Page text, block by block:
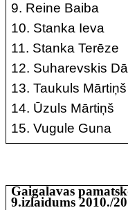
9. Reine Baiba
10. Stanka Ieva
11. Stanka Terēze
12. Suharevskis
13. Taukuls Mārtiņš
14. Ūzuls Mārtiņš
15. Vugule Guna
Gaigalavas
9.izlaidums 2010./